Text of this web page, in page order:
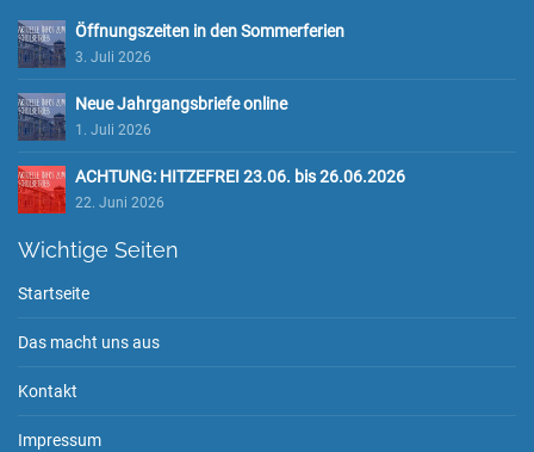
Öffnungszeiten in den Sommerferien
3. Juli 2026
Neue Jahrgangsbriefe online
1. Juli 2026
ACHTUNG: HITZEFREI 23.06. bis 26.06.2026
22. Juni 2026
Wichtige Seiten
Startseite
Das macht uns aus
Kontakt
Impressum